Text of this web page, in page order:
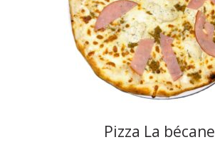
Pizza La bécane